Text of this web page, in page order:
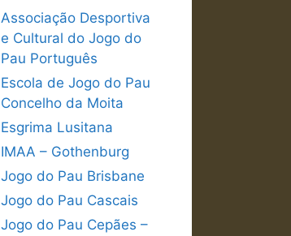
Associação Desportiva
e Cultural do Jogo do
Pau Português
Escola de Jogo do Pau
Concelho da Moita
Esgrima Lusitana
IMAA – Gothenburg
Jogo do Pau Brisbane
Jogo do Pau Cascais
Jogo do Pau Cepães –